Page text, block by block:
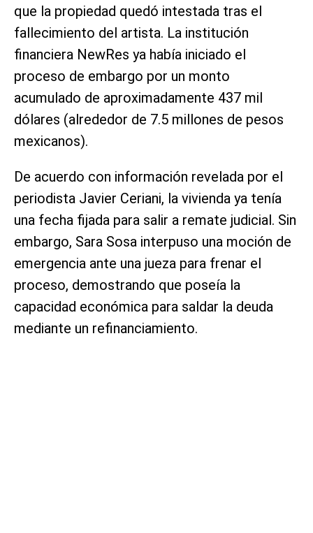
que la propiedad quedó intestada tras el
fallecimiento del artista. La institución
financiera NewRes ya había iniciado el
proceso de embargo por un monto
acumulado de aproximadamente 437 mil
dólares (alrededor de 7.5 millones de pesos
mexicanos).
De acuerdo con información revelada por el
periodista Javier Ceriani, la vivienda ya tenía
una fecha fijada para salir a remate judicial. Sin
embargo, Sara Sosa interpuso una moción de
emergencia ante una jueza para frenar el
proceso, demostrando que poseía la
capacidad económica para saldar la deuda
mediante un refinanciamiento.